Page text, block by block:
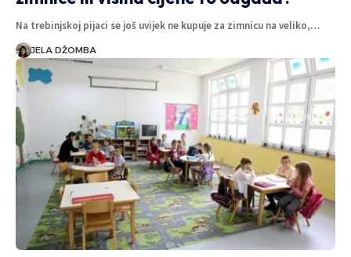
Na trebinjskoj pijaci se još uvijek ne kupuje za zimnicu na veliko,…
JELA DŽOMBA